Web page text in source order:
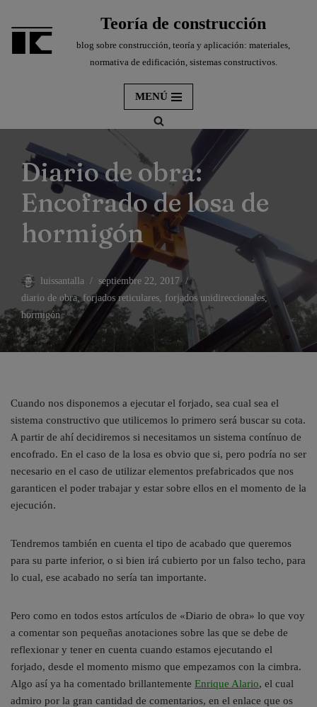
al
Teoría de construcción
blog sobre construcción, teoría y aplicación: materiales,
normativa de edificación, sistemas constructivos.
MENÚ
Diario de obra:
Encofrado de losa de
hormigón
luissantalla
septiembre 22, 2017
diario de obra,forjados reticulares, forjados unidireccionales,
hormigón
Cuando nos disponemos a ejecutar el forjado, sea cual sea el
sistema constructivo que utilicemos lo primero será buscar su cota.
A partir de ahí decidiremos si necesitamos un sistema contínuo de
encofrado. En el caso de la losa es obvio que si, pero podría no ser
necesario en el caso de utilizar elementos prefabricados que nos
garanticen el poder trabajar y estar sobre ellos en el momento de la
ejecución.
Tendremos también en cuenta el tipo de acabado que queremos
para su parte inferior, o si bien irá cubierto por un falso techo, para
lo cual, ese acabado no sería tan importante.
Pero como en todos estos artículos de «Diario de obra» lo que voy
a comentar son pequeñas anotaciones sobre las que se debe de
reflexionar y tener en cuenta cuando estamos ejecutando el
forjado, desde el momento mismo que empezamos con la cimbra.
Algo así ya ha comentado brillantemente Enrique Alario, el cual
admiro por la gran cantidad de comentarios, en el enlace que os